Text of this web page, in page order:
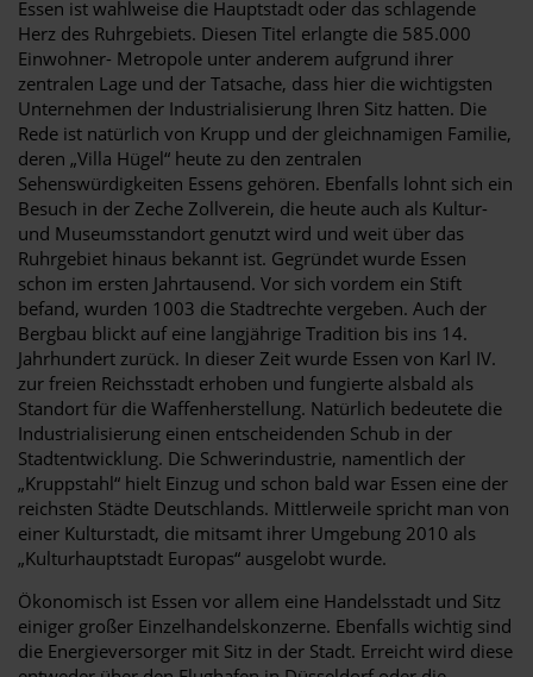
Essen ist wahlweise die Hauptstadt oder das schlagende
Herz des Ruhrgebiets. Diesen Titel erlangte die 585.000
Einwohner- Metropole unter anderem aufgrund ihrer
zentralen Lage und der Tatsache, dass hier die wichtigsten
Unternehmen der Industrialisierung Ihren Sitz hatten. Die
Rede ist natürlich von Krupp und der gleichnamigen Familie,
deren „Villa Hügel“ heute zu den zentralen
Sehenswürdigkeiten Essens gehören. Ebenfalls lohnt sich ein
Besuch in der Zeche Zollverein, die heute auch als Kultur-
und Museumsstandort genutzt wird und weit über das
Ruhrgebiet hinaus bekannt ist. Gegründet wurde Essen
schon im ersten Jahrtausend. Vor sich vordem ein Stift
befand, wurden 1003 die Stadtrechte vergeben. Auch der
Bergbau blickt auf eine langjährige Tradition bis ins 14.
Jahrhundert zurück. In dieser Zeit wurde Essen von Karl IV.
zur freien Reichsstadt erhoben und fungierte alsbald als
Standort für die Waffenherstellung. Natürlich bedeutete die
Industrialisierung einen entscheidenden Schub in der
Stadtentwicklung. Die Schwerindustrie, namentlich der
„Kruppstahl“ hielt Einzug und schon bald war Essen eine der
reichsten Städte Deutschlands. Mittlerweile spricht man von
einer Kulturstadt, die mitsamt ihrer Umgebung 2010 als
„Kulturhauptstadt Europas“ ausgelobt wurde.
Ökonomisch ist Essen vor allem eine Handelsstadt und Sitz
einiger großer Einzelhandelskonzerne. Ebenfalls wichtig sind
die Energieversorger mit Sitz in der Stadt. Erreicht wird diese